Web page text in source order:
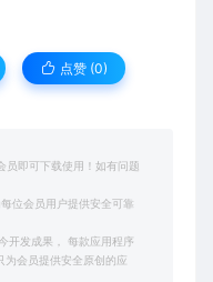
点赞 (0)
员即可下载使用！如有问题
位会员用户提供安全可靠
开发成果， 每款应用程序
为会员提供安全原创的应